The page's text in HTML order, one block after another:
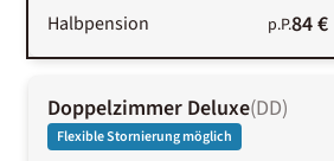
Halbpension p.P.84 €
Doppelzimmer Deluxe(DD)
Flexible Stornierung möglich